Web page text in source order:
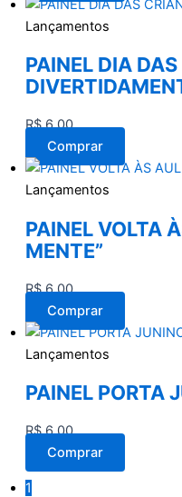
Lançamentos
PAINEL DIA
R$6,00
Comprar
Lançamentos
PAINEL VOLTA
MENTE”
R$6,00
Comprar
Lançamentos
PAINEL PORTA
R$6,00
Comprar
1